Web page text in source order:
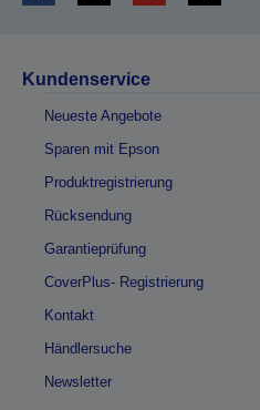
Kundenservice
Neueste Angebote
Sparen mit Epson
Produktregistrierung
Rücksendung
Garantieprüfung
CoverPlus- Registrierung
Kontakt
Händlersuche
Newsletter